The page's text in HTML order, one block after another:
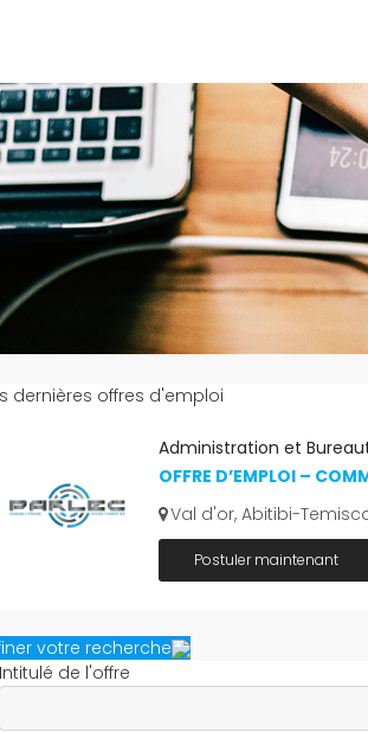
dernières offres d'emploi
Administration et
OFFRE D’EMPLOI –
Val d'or, Abitibi-
Postuler maintenant
votre recherche
Intitulé de l'offre